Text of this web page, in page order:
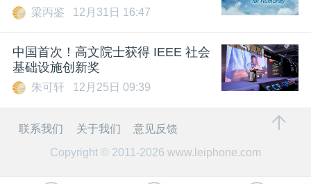
梁丙鉴 12月31日 16:47
中国首次！高文院士获得 IEEE 社会
基础设施创新奖
朱可轩 12月25日 09:39
联系我们 关于我们
意见反馈
Copyright © 2011-2026 www.leiphone.com